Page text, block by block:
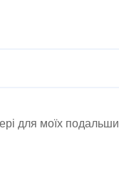
для моїх